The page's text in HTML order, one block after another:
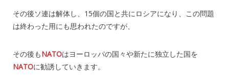
その後ソ連は解体し、15個の国と共にロシアになり、この問題
は終わった用にも思われたのですが、
その後もNATOはヨーロッパの国々や新たに独立した国を
NATOに勧誘していきます。